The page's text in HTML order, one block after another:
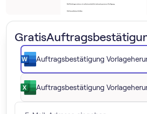
Gratis
Auftragsbestätigung Vorlage
Auftragsbestätigung Vorlage